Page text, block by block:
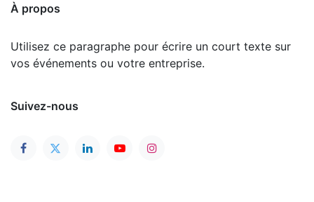
À propos
Utilisez ce paragraphe pour écrire un court texte sur
vos événements ou votre entreprise.
Suivez-nous